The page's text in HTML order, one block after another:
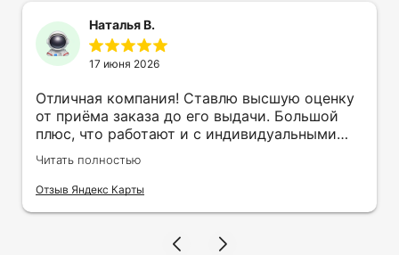
Наталья В.
17 июня 2026
Отличная компания! Ставлю высшую оценку
от приёма заказа до его выдачи. Большой
плюс, что работают и с индивидуальными
заказами. Нелбходимо было нанести принт
на кружку в подарок. Заказ был исполнен
оперативно и ооочень красиво, даже не
терпеливость, отвечала на все мои вопросы.
Читать полностью
Отзыв Яндекс Карты